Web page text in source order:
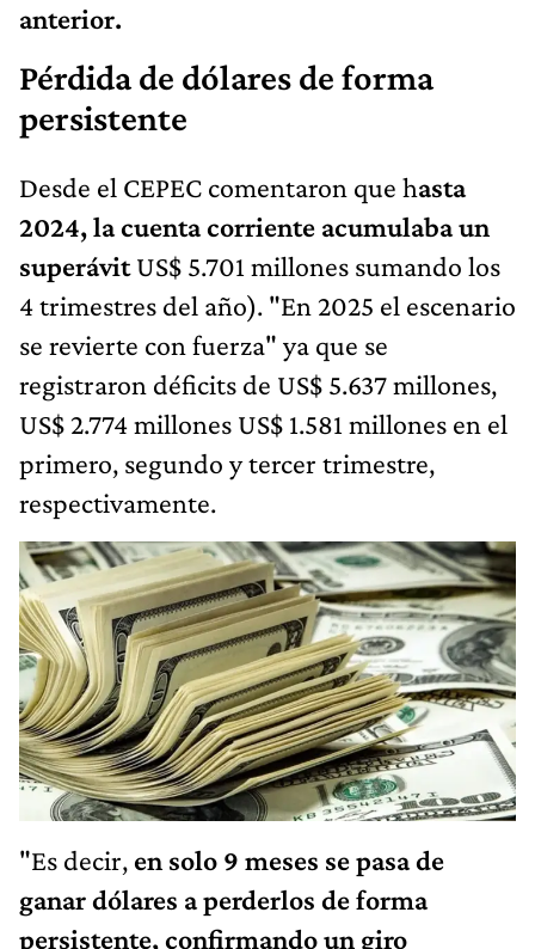
anterior.
Pérdida de dólares de forma
persistente
Desde el CEPEC comentaron que hasta
2024, la cuenta corriente acumulaba un
superávitUS$ 5.701 millones sumando los
4 trimestres del año). "En 2025 el escenario
se revierte con fuerza" ya que se
registraron déficits de US$ 5.637 millones,
US$ 2.774 millones US$ 1.581 millones en el
primero, segundo y tercer trimestre,
respectivamente.
"Es decir, en solo 9 meses se pasa de
ganar dólares a perderlos de forma
persistente, confirmando un giro